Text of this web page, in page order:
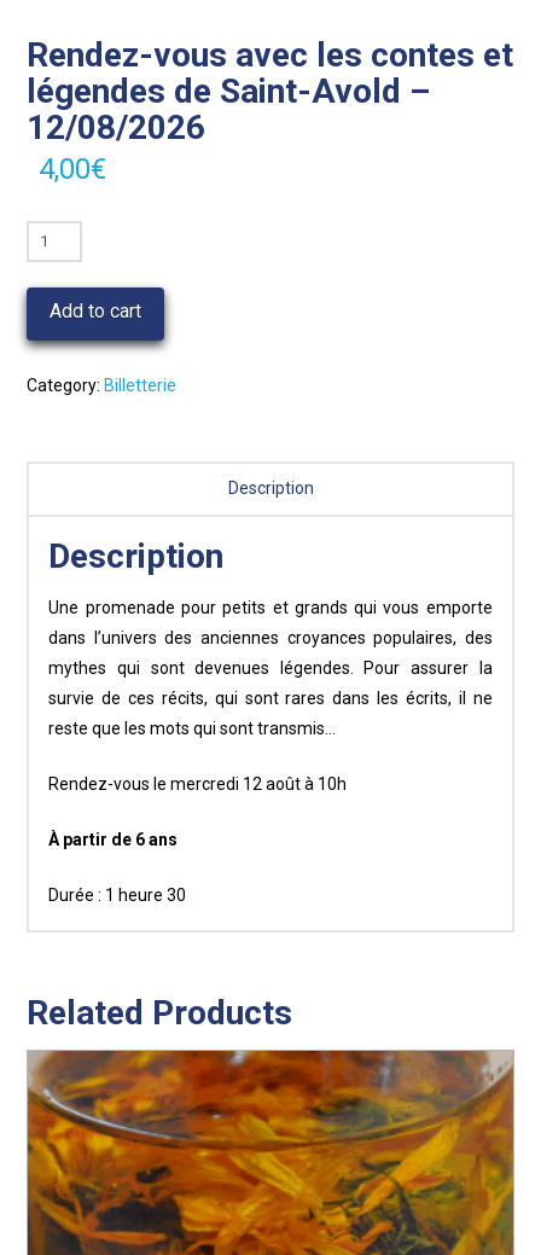
Rendez-vous avec les contes et
légendes de Saint-Avold –
12/08/2026
4,00€
Rendez-
vous
avec
contes
et
12/08/2026
quantity
Add to cart
Category: Billetterie
Description
Description
Une promenade pour petits et grands qui vous emporte
dans l’univers des anciennes croyances populaires, des
mythes qui sont devenues légendes. Pour assurer la
survie de ces récits, qui sont rares dans les écrits, il ne
reste que les mots qui sont transmis…
Rendez-vous le mercredi 12 août à 10h
À partir de 6 ans
Durée : 1 heure 30
Related Products